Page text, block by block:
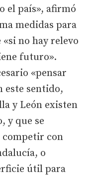
el país», afirmó
medidas para
no hay relevo
futuro».
«pensar
este sentido,
y León existen
y que se
competir con
o
útil para